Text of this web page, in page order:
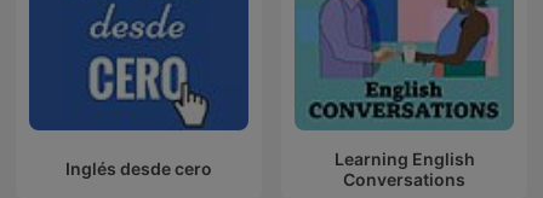
Inglés desde cero
Learning English
Conversations